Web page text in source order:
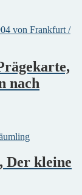
nach
Der kleine